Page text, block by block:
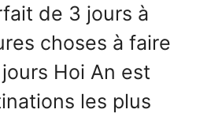
de 3 jours à
choses à faire
Hoi An est
les plus